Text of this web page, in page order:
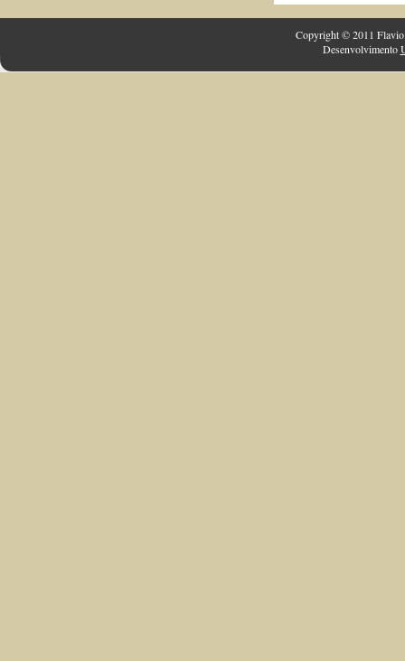
Copyright © 2011 Flavio
Desenvolvimento